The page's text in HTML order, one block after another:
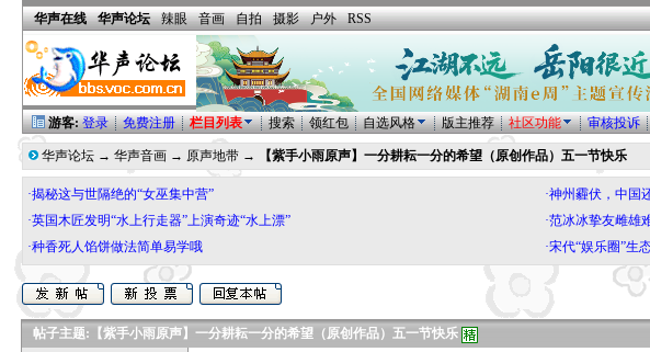
华声在线 华声论坛 辣眼 音画 自拍 摄影 户外 RSS
游客: 登录 免费注册 栏目列表 搜索 领红包 自选风格 版主推荐 社区功能 审核投诉
华声论坛 →华声音画 → 原声地带 → 【紫手小雨原声】一分耕耘一分的希望（原创作品）五一节快乐
·揭秘这与世隔绝的“女巫集中营” ·神州霾伏，中国
·英国木匠发明“水上行走器”上演奇迹“水上漂”
·范冰冰挚友雌雄
·种香死人馅饼做法简单易学哦
·宋代“娱乐圈”生
帖子主题: 【紫手小雨原声】一分耕耘一分的希望（原创作品）五一节快乐